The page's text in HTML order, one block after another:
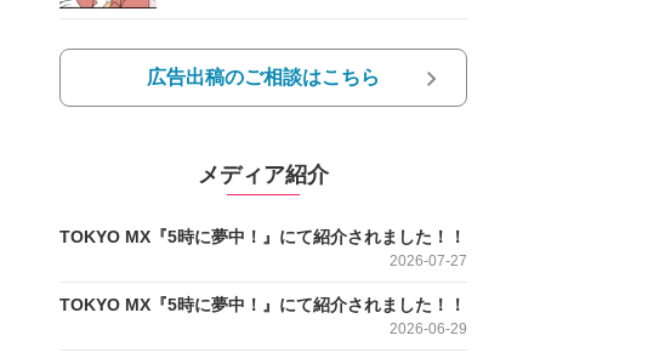
広告出稿のご相談はこちら
メディア紹介
TOKYO MX『5時に夢中！』にて紹介されました！！
2026-07-27
TOKYO MX『5時に夢中！』にて紹介されました！！
2026-06-29